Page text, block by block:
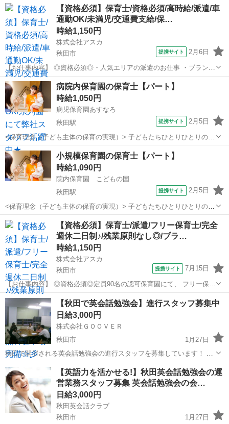
をお任せします。基本的には先生1名に対し生徒2名を担当。オリジナ
ルのプリント教材やテキストを使っ...
秋田 秋田駅 塾講師
【資格必須】保育士/資格必須/高時給/派遣/車
通勤OK/未満児/交通費支給/保…
時給1,150円
株式会社アスカ
秋田市
提携サイト 2月6日
【お仕事内容】 ◎資格必須◎・人気エリアの派遣のお仕事 ・ブランク
のある方も活躍中 ・希望の時間をご相談ください(*^^*) ・年齢・経験
不問♪ ■雇用形態 派遣社員 ■開所日 月曜日～土曜日 ■勤務日
数 6:50...
秋田 秋田市 保育士
病院内保育園の保育士【パート】
時給1,050円
病児保育園あすなろ
秋田駅
提携サイト 2月5日
<保育理念（子ども主体の保育の実現）> 子どもたちひとりひとりの
「やりたい・やってみたい」を優先し、 子どもの気持ちを受け入れ、
存在を認めてあげる「子ども主体の保育」を目指しております。 実現
のために、、、 ・産休・育休の...
秋田 秋田市 秋田駅 保育士
小規模保育園の保育士【パート】
時給1,090円
院内保育園 こどもの国
秋田駅
提携サイト 2月5日
<保育理念（子ども主体の保育の実現）> 子どもたちひとりひとりの
「やりたい・やってみたい」を優先し、 子どもの気持ちを受け入れ、
存在を認めてあげる「子ども主体の保育」を目指しております。 実現
のために、、、 ・産休・育休の...
秋田 秋田駅 保育士
【資格必須】保育士/派遣/フリー保育士/完全
週休二日制♪/残業原則なし◎/ブラ…
時給1,150円
株式会社アスカ
秋田市
提携サイト 7月15日
【お仕事内容】 ◎資格必須◎定員90名の認可保育園にて、 フリー保育
士の募集です☆彡 特定のクラスに固定されず、 園全体を見渡しながら
お子さまの成長を支えるやりがいがあります◎ お仕事内容は、 ●各ク
ラスの保育補助や見守...
秋田 秋田市 保育士
【秋田で英会話勉強会】進行スタッフ募集中
日給3,000円
株式会社ＧＯＯＶＥＲ
秋田市
1月27日
秋田で開催される英会話勉強会の進行スタッフを募集しています！ た
だいま英会話勉強会は全国各地で開催されていますが、今回、秋田に
て開催予定です！ 開催するにあたって、進行のお手伝いをしてくれる
スタッフを募集しています！...
秋田 秋田市 教育 スタッフ
【英語力を活かせる!】秋田英会話勉強会の運
営業務スタッフ募集 英会話勉強会の会…
日給3,000円
秋田英会話クラブ
秋田市
1月27日